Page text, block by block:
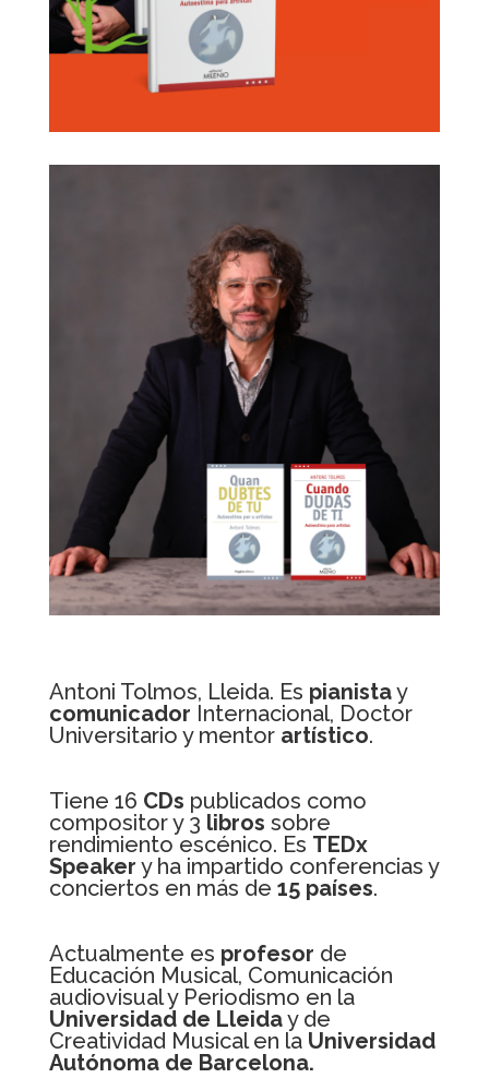
Antoni Tolmos, Lleida. Es pianistay
comunicador Internacional, Doctor
Universitario y mentor artístico.
Tiene 16 CDs publicados como
compositor y 3 libros sobre
rendimiento escénico. Es TEDx
Speaker y ha impartido conferencias y
conciertos en más de 15 países.
Actualmente es profesor de
Educación Musical, Comunicación
audiovisual y Periodismo en la
Universidad de Lleiday de
Creatividad Musical en la Universidad
Autónoma de Barcelona.